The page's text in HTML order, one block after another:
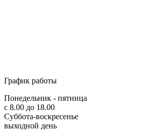
График работы
Понедельник - пятница
с 8.00 до 18.00
Суббота-воскресенье
выходной день